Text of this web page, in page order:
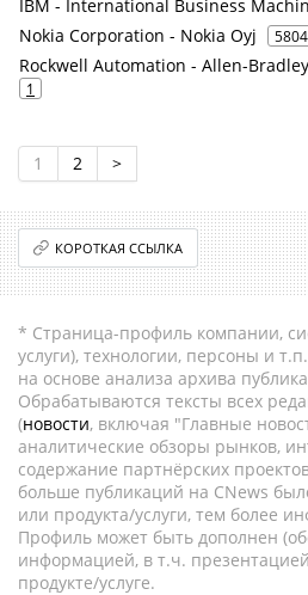
IBM - International Business
Nokia Corporation - Nokia Oyj 5804
Rockwell Automation - Allen-
1
1 2 >
КОРОТКАЯ ССЫЛКА
* Страница-профиль компании,
услуги), технологии, персоны и
на основе анализа архива
Обрабатываются тексты всех
(новости, включая "Главные
аналитические обзоры рынков,
содержание партнёрских
больше публикаций на CNews
или продукта/услуги, тем более
Профиль может быть дополнен
информацией, в т.ч.
продукте/услуге.